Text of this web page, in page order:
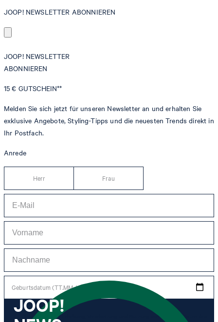
JOOP! NEWSLETTER ABONNIEREN
JOOP! NEWSLETTER
ABONNIEREN
15 € GUTSCHEIN**
Melden Sie sich jetzt für unseren Newsletter an und erhalten Sie
exklusive Angebote, Styling-Tipps und die neuesten Trends direkt in
Ihr Postfach.
Anrede
Herr Frau
Geburtsdatum (TT.MM.JJJJ)
*Ich stimme der Erhebung, Verarbeitung und Nutzung von Tracking-Daten des
JOOP!